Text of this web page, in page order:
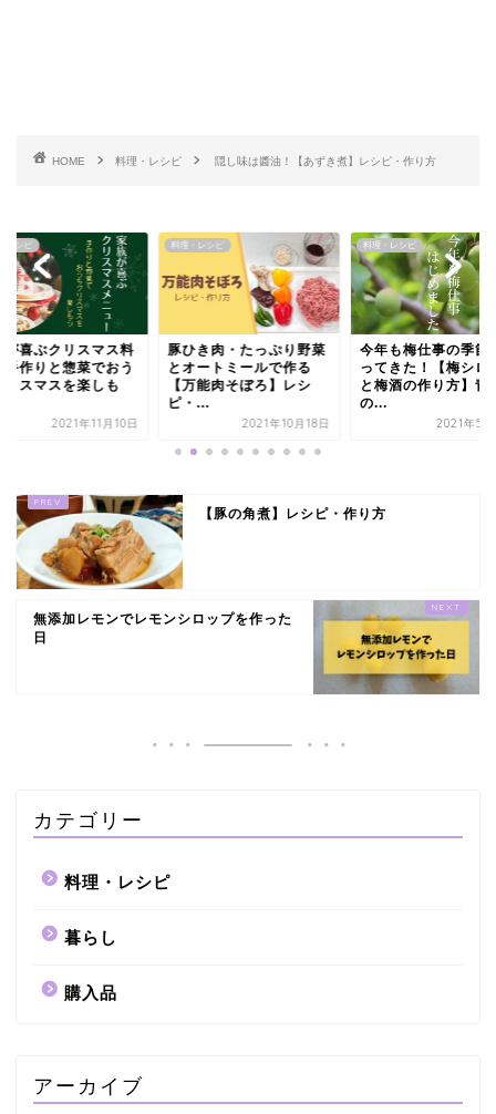
HOME 料理・レシピ 隠し味は醬油！【あずき煮】レシピ・作り方
レシピ
が喜ぶクリスマス料
手作りと惣菜でおう
リスマスを楽しも
2021年11月10日
料理・レシピ
豚ひき肉・たっぷり野菜
とオートミールで作る
【万能肉そぼろ】レシ
ピ・...
2021年10月18日
料理・レシピ
今年も梅仕事の季節
ってきた！【梅シロ
と梅酒の作り方】青
の...
2021年5
【豚の角煮】レシピ・作り方
無添加レモンでレモンシロップを作った
日
カテゴリー
料理・レシピ
暮らし
購入品
アーカイブ